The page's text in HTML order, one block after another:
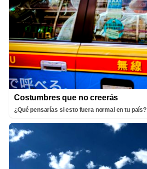
Costumbres que no creerás
¿Qué pensarías si esto fuera normal en tu país?